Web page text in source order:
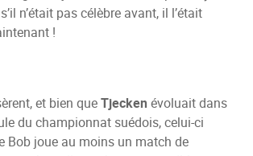
n’était pas célèbre avant, il l’était
!
et bien queTjecken évoluait dans
du championnat suédois, celui-ci
Bob joue au moins un match de